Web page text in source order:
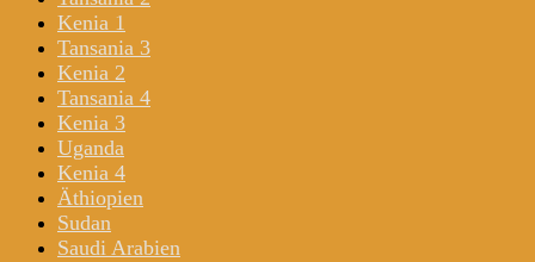
Kenia 1
Tansania 3
Kenia 2
Tansania 4
Kenia 3
Uganda
Kenia 4
Äthiopien
Sudan
Saudi Arabien